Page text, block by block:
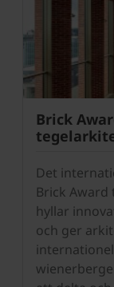
Brick
Det
Brick
hyllar
och ger